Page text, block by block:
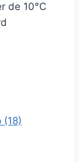
de 10°C
(18)